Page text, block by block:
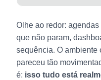
Olhe ao redor:
que não param,
sequência. O ambiente
pareceu tão
é: isso tudo está